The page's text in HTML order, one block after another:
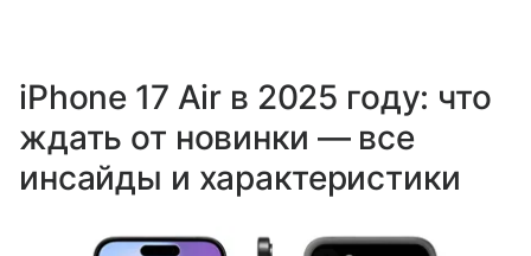
iPhone 17 Air в 2025 году: что
ждать от новинки — все
инсайды и характеристики